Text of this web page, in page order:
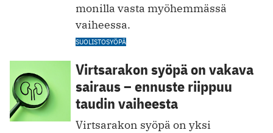
monilla vasta myöhemmässä
vaiheessa.
SUOLISTOSYÖPÄ
Virtsarakon syöpä on vakava
sairaus – ennuste riippuu
taudin vaiheesta
Virtsarakon syöpä on yksi